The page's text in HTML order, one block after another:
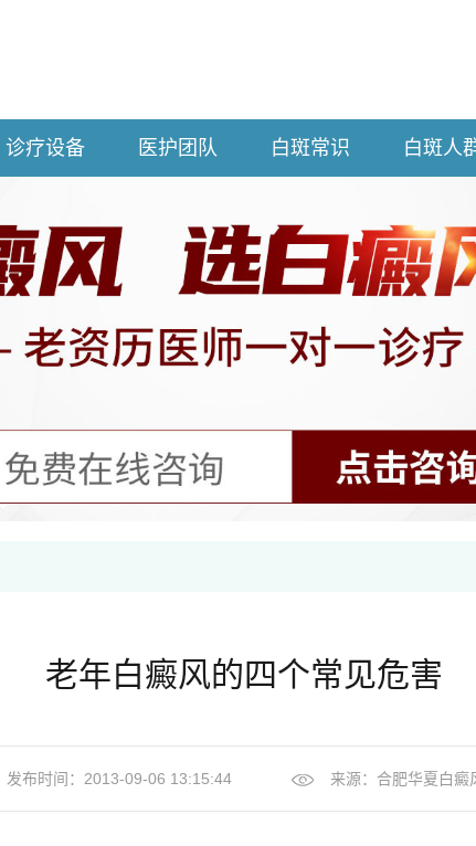
诊疗设备 医护团队 白斑常识 白斑人
老年白癜风的四个常见危害
发布时间：2013-09-06 13:15:44 来源： 合肥华夏白癜